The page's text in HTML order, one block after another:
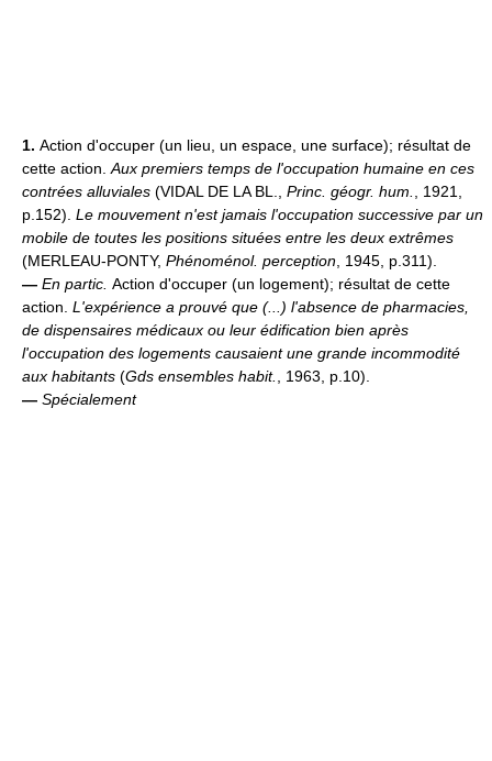
1. Action d'occuper (un lieu, un espace, une surface); résultat de
cette action. Aux premiers temps de l'occupation humaine en ces
contrées alluviales (VIDAL DE LA BL., Princ. géogr. hum.
, 1921,
p.152). Le mouvement n'est jamais l'occupation successive par un
mobile de toutes les positions situées entre les deux extrêmes
(MERLEAU-PONTY, Phénoménol. perception , 1945, p.311).
— En partic. Action d'occuper (un logement); résultat de cette
action. L'expérience a prouvé que (...) l'absence de pharmacies,
de dispensaires médicaux ou leur édification bien après
l'occupation des logements causaient une grande incommodité
aux habitants (Gds ensembles habit.
, 1963, p.10).
— Spécialement